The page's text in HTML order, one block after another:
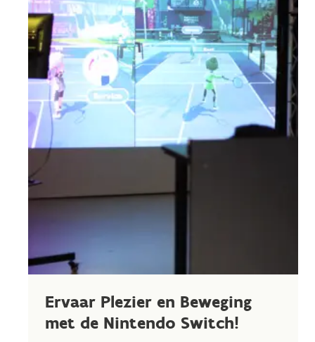
Ervaar Plezier en Beweging
met de Nintendo Switch!